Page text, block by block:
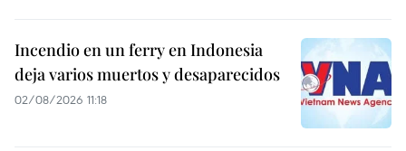
Incendio en un ferry en Indonesia
deja varios muertos y desaparecidos
02/08/2026 11:18